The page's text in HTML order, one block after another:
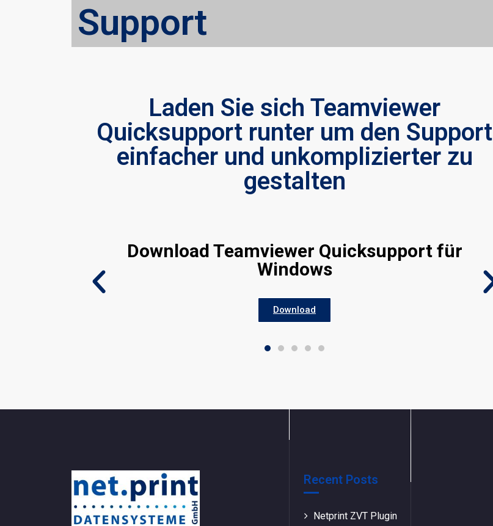
Support
Laden Sie sich Teamviewer
Quicksupport runter um den Support
einfacher und unkomplizierter zu
gestalten
Download Teamviewer Quicksupport für
Windows
Download
Recent Posts
Netprint ZVT Plugin